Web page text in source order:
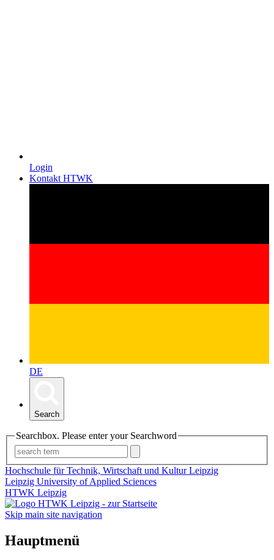
Login
Kontakt HTWK
DE
Search
Searchbox. Please enter your Searchword
Hochschule für Technik, Wirtschaft und Kultur Leipzig
Leipzig University of Applied Sciences
HTWK Leipzig
Skip main site navigation
Hauptmenü